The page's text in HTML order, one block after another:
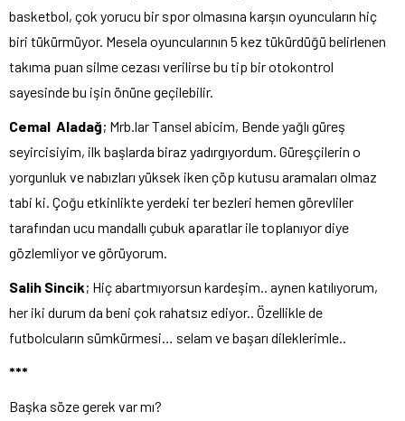
basketbol, çok yorucu bir spor olmasına karşın oyuncuların hiç
biri tükürmüyor. Mesela oyuncularının 5 kez tükürdüğü belirlenen
takıma puan silme cezası verilirse bu tip bir otokontrol
sayesinde bu işin önüne geçilebilir.
Cemal Aladağ; Mrb.lar Tansel abicim, Bende yağlı güreş
seyircisiyim, ilk başlarda biraz yadırgıyordum. Güreşçilerin o
yorgunluk ve nabızları yüksek iken çöp kutusu aramaları olmaz
tabi ki. Çoğu etkinlikte yerdeki ter bezleri hemen görevliler
tarafından ucu mandallı çubuk aparatlar ile toplanıyor diye
gözlemliyor ve görüyorum.
Salih Sincik; Hiç abartmıyorsun kardeşim.. aynen katılıyorum,
her iki durum da beni çok rahatsız ediyor.. Özellikle de
futbolcuların sümkürmesi… selam ve başarı dileklerimle..
***
Başka söze gerek var mı?